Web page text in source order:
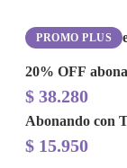
PROMO PLUS
20% OFF
$ 38.280
Abonando con
$ 15.950